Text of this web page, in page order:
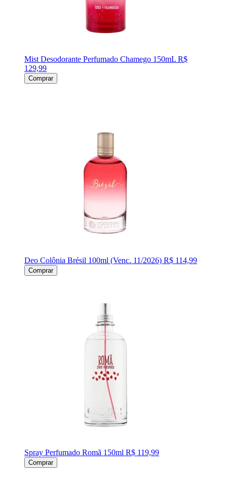
Mist Desodorante Perfumado Chamego 150mL R$
129,99
Comprar
Deo Colônia Brésil 100ml (Venc. 11/2026) R$ 114,99
Comprar
Spray Perfumado Romã 150ml R$ 119,99
Comprar